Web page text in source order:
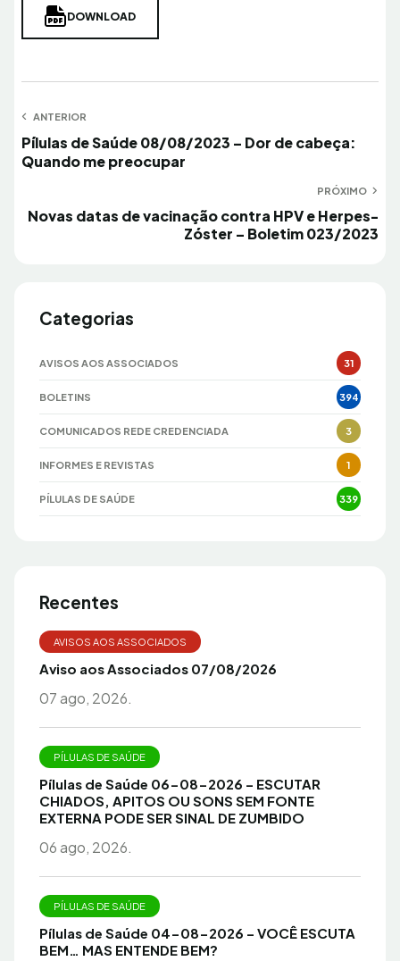
DOWNLOAD
Navegação
de
Post
ANTERIOR
Anterior
Pílulas de Saúde 08/08/2023 – Dor de cabeça:
Quando me preocupar
PRÓXIMO
Próximo
Novas datas de vacinação contra HPV e Herpes-
Zóster – Boletim 023/2023
Categorias
AVISOS AOS ASSOCIADOS 31
BOLETINS 394
COMUNICADOS REDE CREDENCIADA 3
INFORMES E REVISTAS 1
PÍLULAS DE SAÚDE 339
Recentes
AVISOS AOS ASSOCIADOS
Aviso aos Associados 07/08/2026
07 ago, 2026.
PÍLULAS DE SAÚDE
Pílulas de Saúde 06-08-2026 – ESCUTAR
CHIADOS, APITOS OU SONS SEM FONTE
EXTERNA PODE SER SINAL DE ZUMBIDO
06 ago, 2026.
PÍLULAS DE SAÚDE
Pílulas de Saúde 04-08-2026 – VOCÊ ESCUTA
BEM… MAS ENTENDE BEM?